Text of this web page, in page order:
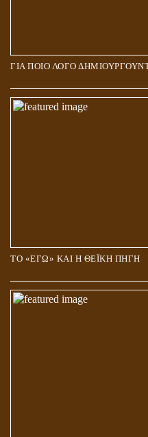
ΓΙΑ ΠΟΙΟ ΛΟΓΟ
ΤΟ «ΕΓΩ» ΚΑΙ Η ΘΕΪΚΗ ΠΗΓΗ